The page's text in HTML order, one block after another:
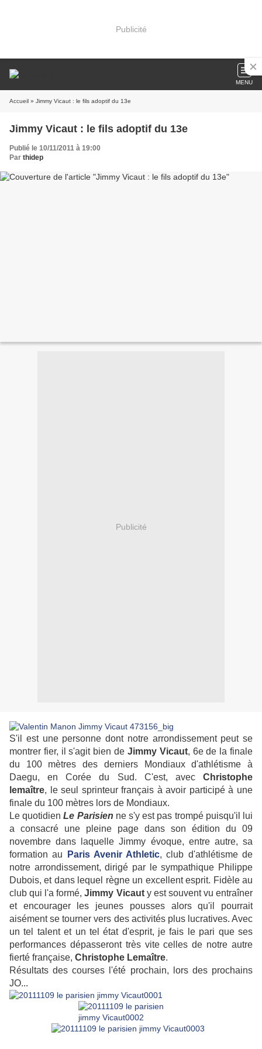
Publicité
MENU
Accueil » Jimmy Vicaut : le fils adoptif du 13e
Jimmy Vicaut : le fils adoptif du 13e
Publié le 10/11/2011 à 19:00
Par thidep
Publicité
S'il est une personne dont notre arrondissement peut se
montrer fier, il s'agit bien de Jimmy Vicaut, 6e de la finale
du 100 mètres des derniers Mondiaux d'athlétisme à
Daegu, en Corée du Sud. C'est, avec Christophe
lemaître, le seul sprinteur français à avoir participé à une
finale du 100 mètres lors de Mondiaux.
Le quotidienLe Parisien ne s'y est pas trompé puisqu'il lui
a consacré une pleine page dans son édition du 09
novembre dans laquelle Jimmy évoque, entre autre, sa
formation au
Paris Avenir Athletic, club d'athlétisme de
notre arrondissement, dirigé par le sympathique Philippe
Dubois, et dans lequel règne un excellent esprit. Fidèle au
club qui l'a formé,Jimmy Vicauty est souvent vu entraîner
et encourager les jeunes pousses alors qu'il pourrait
aisément se tourner vers des activités plus lucratives. Avec
un tel talent et un tel état d'esprit, je fais le pari que ses
performances dépasseront très vite celles de notre autre
fierté française, Christophe Lemaître.
Résultats des courses l'été prochain, lors des prochains
JO...